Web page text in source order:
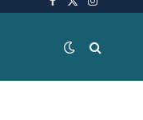
Facebook
X